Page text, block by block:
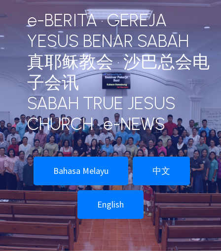
e-BERITA · GEREJA
YESUS BENAR SABAH
真耶稣教会 · 沙巴总会电
子会讯
SABAH TRUE JESUS
CHURCH · e-NEWS
Bahasa Melayu 中文
English